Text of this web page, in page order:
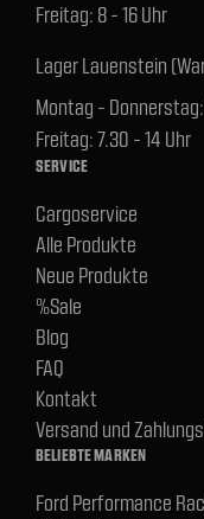
Freitag: 8 - 16 Uhr
Lager Lauenstein
Montag -
Freitag: 7.30 - 14 Uhr
SERVICE
Cargoservice
Alle Produkte
Neue Produkte
%Sale
Blog
FAQ
Kontakt
Versand und
BELIEBTE MARKEN
Ford Performance